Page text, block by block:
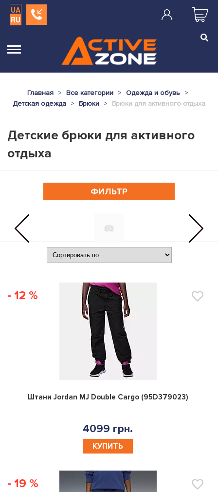
UA
RU
Главная Все категории
Одежда и обувь
Детская одежда
Брюки Брюки для активного отдыха
Детские брюки для активного
отдыха
ФИЛЬТР
- 12 %
0
Штани Jordan MJ Double Cargo (95D379023)
4099 грн.
КУПИТЬ
- 19 %